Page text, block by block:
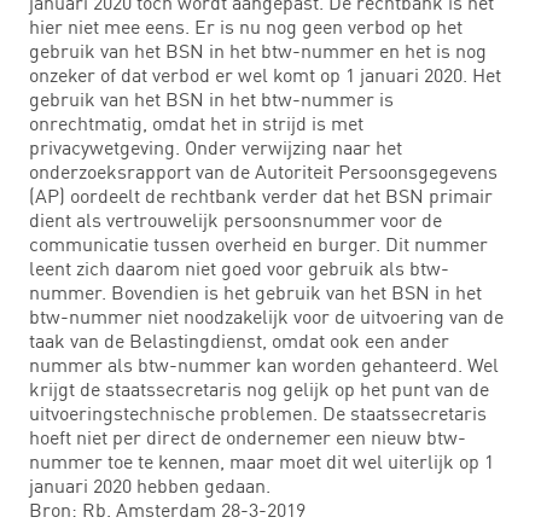
hier niet mee eens. Er is nu nog geen verbod op het
gebruik van het BSN in het btw-nummer en het is nog
onzeker of dat verbod er wel komt op 1 januari 2020. Het
gebruik van het BSN in het btw-nummer is
onrechtmatig, omdat het in strijd is met
privacywetgeving. Onder verwijzing naar het
onderzoeksrapport van de Autoriteit Persoonsgegevens
(AP) oordeelt de rechtbank verder dat het BSN primair
dient als vertrouwelijk persoonsnummer voor de
communicatie tussen overheid en burger. Dit nummer
leent zich daarom niet goed voor gebruik als btw-
nummer. Bovendien is het gebruik van het BSN in het
btw-nummer niet noodzakelijk voor de uitvoering van de
taak van de Belastingdienst, omdat ook een ander
nummer als btw-nummer kan worden gehanteerd. Wel
krijgt de staatssecretaris nog gelijk op het punt van de
uitvoeringstechnische problemen. De staatssecretaris
hoeft niet per direct de ondernemer een nieuw btw-
nummer toe te kennen, maar moet dit wel uiterlijk op 1
januari 2020 hebben gedaan.
Bron: Rb. Amsterdam 28-3-2019